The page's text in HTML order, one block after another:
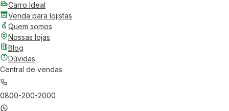
Carro Ideal
Venda para lojistas
Quem somos
Nossas lojas
Blog
Dúvidas
Central de vendas
0800-200-2000